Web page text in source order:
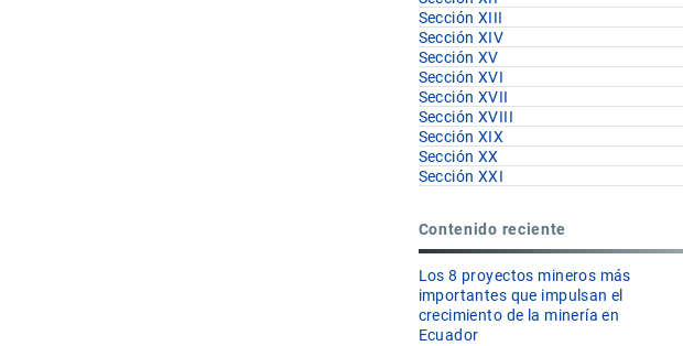
Sección XIII
Sección XIV
Sección XV
Sección XVI
Sección XVII
Sección XVIII
Sección XIX
Sección XX
Sección XXI
Contenido reciente
Los 8 proyectos mineros más
importantes que impulsan el
crecimiento de la minería en
Ecuador